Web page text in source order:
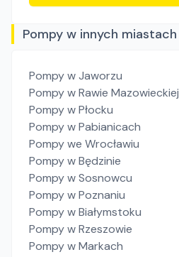
Pompy w innych miastach
Pompyw Jaworzu
Pompyw Rawie Mazowieckiej
Pompyw Płocku
Pompyw Pabianicach
Pompywe Wrocławiu
Pompyw Będzinie
Pompyw Sosnowcu
Pompyw Poznaniu
Pompyw Białymstoku
Pompyw Rzeszowie
Pompyw Markach